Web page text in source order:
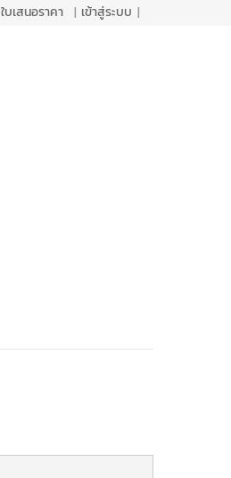
ใบเสนอราคา | เข้าสู่ระบบ |